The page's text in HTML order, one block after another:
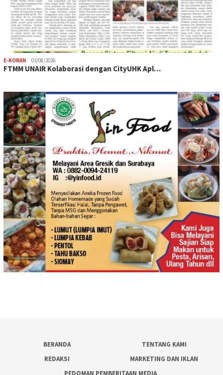
E-KORAN 03/08/2026
FTMM UNAIR Kolaborasi dengan CityUHK Apl…
BERANDA
TENTANG KAMI
REDAKSI
MARKETING DAN IKLAN
PEDOMAN PEMBERITAAN MEDIA